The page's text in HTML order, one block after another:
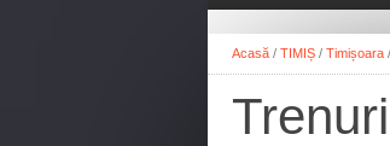
REȘIȚA
CARANSEBEȘ
ANINA
LUGOJ
TIMIȘOARA
NAȚIONAL
SOCIAL
Acasă / TIMIȘ / Timișoara /